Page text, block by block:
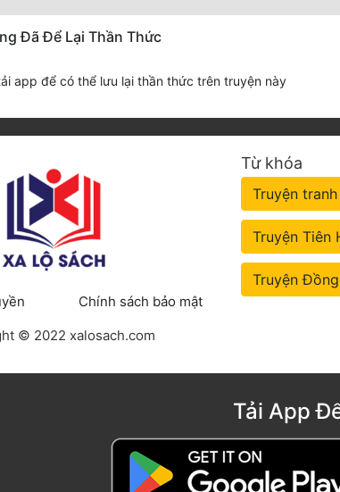
Đã Để Lại Thần Thức
app để có thể lưu lại thần thức trên truyện này
Chính sách bảo mật
© 2022 xalosach.com
Từ khóa
Truyện tranh
Truyện Tiên
Truyện
Tải App